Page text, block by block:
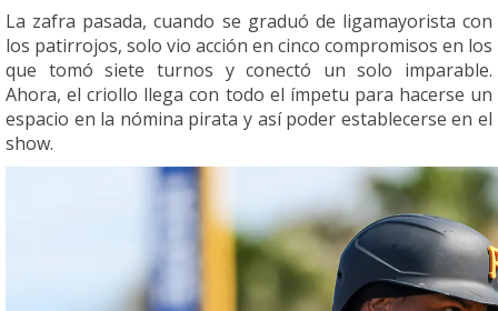
La zafra pasada, cuando se graduó de ligamayorista con
los patirrojos, solo vio acción en cinco compromisos en los
que tomó siete turnos y conectó un solo imparable.
Ahora, el criollo llega con todo el ímpetu para hacerse un
espacio en la nómina pirata y así poder establecerse en el
show.